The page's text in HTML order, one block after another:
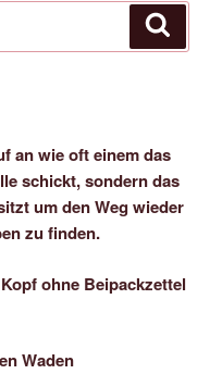
an wie oft einem das
schickt, sondern das
um den Weg wieder
zu finden.
ohne Beipackzettel
Waden